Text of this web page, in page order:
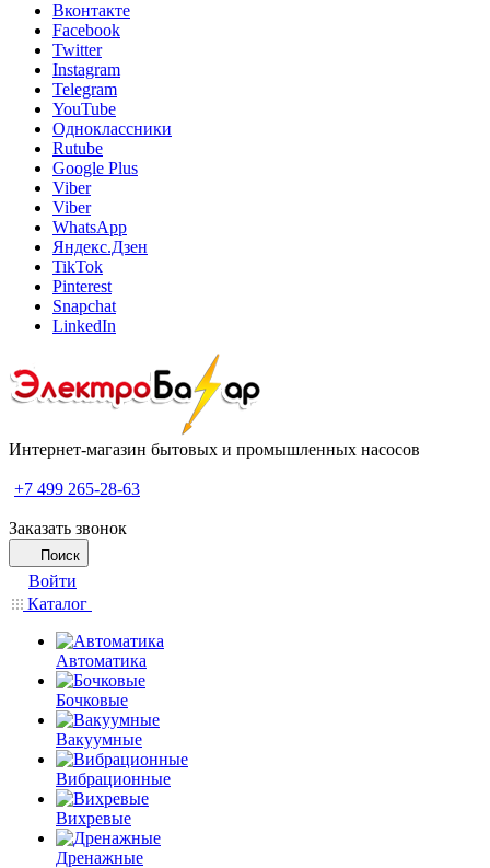
Вконтакте
Facebook
Twitter
Instagram
Telegram
YouTube
Одноклассники
Rutube
Google Plus
Viber
Viber
WhatsApp
Яндекс.Дзен
TikTok
Pinterest
Snapchat
LinkedIn
Интернет-магазин бытовых и промышленных насосов
+7 499 265-28-63
Заказать звонок
Поиск
Войти
Каталог
Автоматика
Бочковые
Вакуумные
Вибрационные
Вихревые
Дренажные